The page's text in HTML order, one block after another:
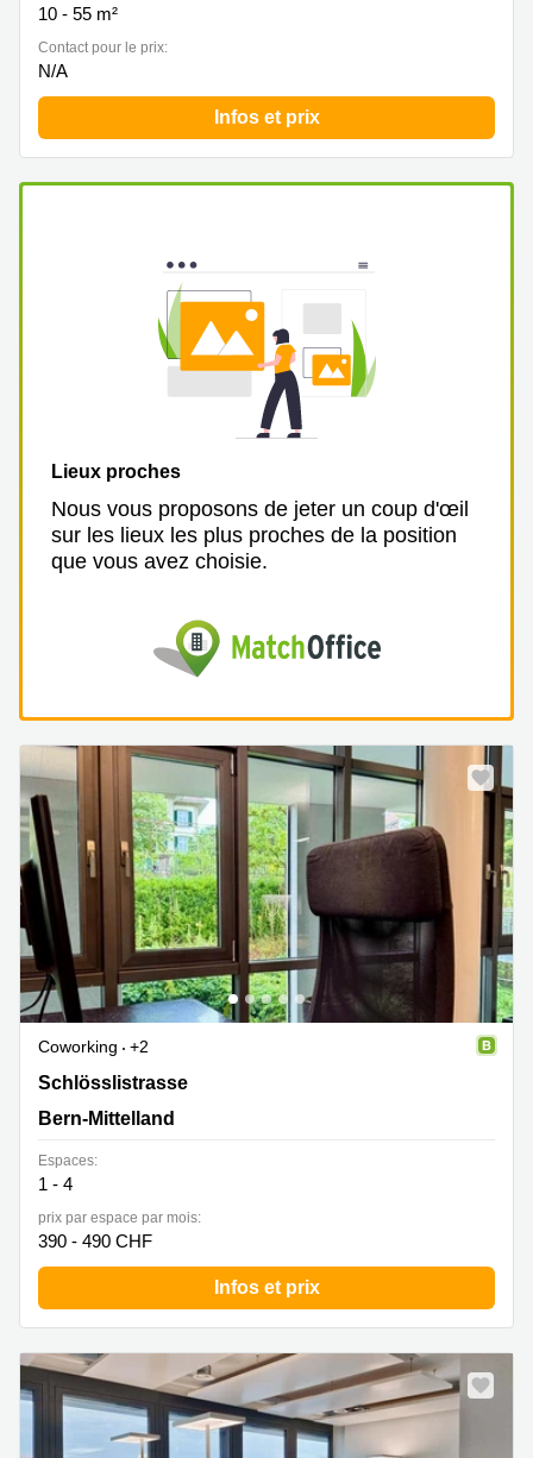
10 - 55 m²
Contact pour le prix:
N/A
Infos et prix
Lieux proches
Nous vous proposons de jeter un coup d'œil
sur les lieux les plus proches de la position
que vous avez choisie.
Coworking
+2
Schlösslistrasse 19, Bern-Mittelland
Schlösslistrasse
Bern-Mittelland
Espaces:
1 - 4
prix par espace par mois:
390 - 490 CHF
Infos et prix